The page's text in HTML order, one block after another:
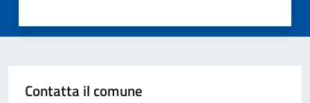
Contatta il comune